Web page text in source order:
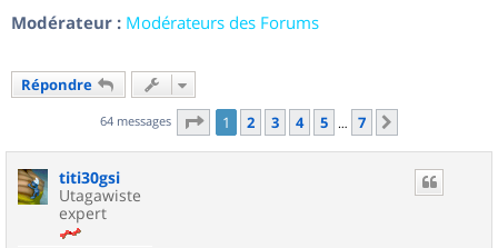
Modérateur : Modérateurs des Forums
Répondre
64 messages Page 1sur
1 2 3 4 5 … 7
titi30gsi
Utagawiste
expert